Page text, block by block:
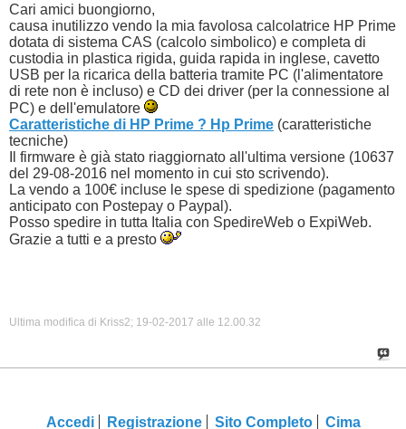
Cari amici buongiorno,
causa inutilizzo vendo la mia favolosa calcolatrice HP Prime
dotata di sistema CAS (calcolo simbolico) e completa di
custodia in plastica rigida, guida rapida in inglese, cavetto
USB per la ricarica della batteria tramite PC (l'alimentatore
di rete non è incluso) e CD dei driver (per la connessione al
PC) e dell'emulatore
Caratteristiche di HP Prime ? Hp Prime (caratteristiche
tecniche)
Il firmware è già stato riaggiornato all'ultima versione (10637
del 29-08-2016 nel momento in cui sto scrivendo).
La vendo a 100€ incluse le spese di spedizione (pagamento
anticipato con Postepay o Paypal).
Posso spedire in tutta Italia con SpedireWeb o ExpiWeb.
Grazie a tutti e a presto
Ultima modifica di Kriss2; 19-02-2017 alle 12.00.32
Accedi Registrazione Sito Completo Cima